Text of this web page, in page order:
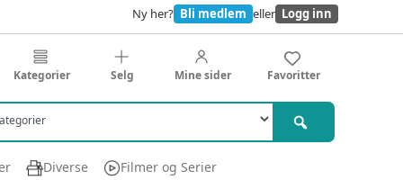
Ny her? Bli medlem eller Logg inn
Kategorier Selg Mine sider Favoritter
Diverse Filmer og Serier